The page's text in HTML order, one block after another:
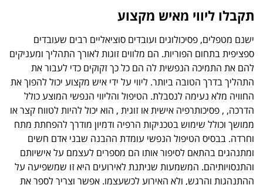
תקבלו ליווי מאיש מקצוע
ישנם מטפלים, פסיכולוגים ועובדים סוציאליים רבים שעובדים
ספציפית בתחום הפוריות. הם מלווים זוגות לאורך התהליך ומעניקים
להם את התמיכה הנפשית לה הם כל כך זקוקים כדי לעבור את
התהליך בדרך הטובה ביותר. ליווי על ידי איש מקצוע יכול להפוך את
החוויה מלא נעימה לנסבלת. הטיפול והליווי הנפשי המוצע כולל
הדרכה, , פסיכותרפיה אישית או זוגית , הוא יכול להיות לטווח קצר או
ממושך וכולל שימוש בטכניקות הרפיה ודמיון מודרך להפחתת מתח
וחרדה. בבסיס הטיפול הנפשי עומדת ההבנה שבני אדם חשים
ומתנהגים בהתאם לסיפור אותו הם מספרים לעצמם על אישיותם
והתנסויותיהם. המשמעות שניתנת לאירועים היא זו שמשפיעה על
ההתנהגות והרגש, ולא האירוע לכשעצמו. אפשר וצריך לספר את